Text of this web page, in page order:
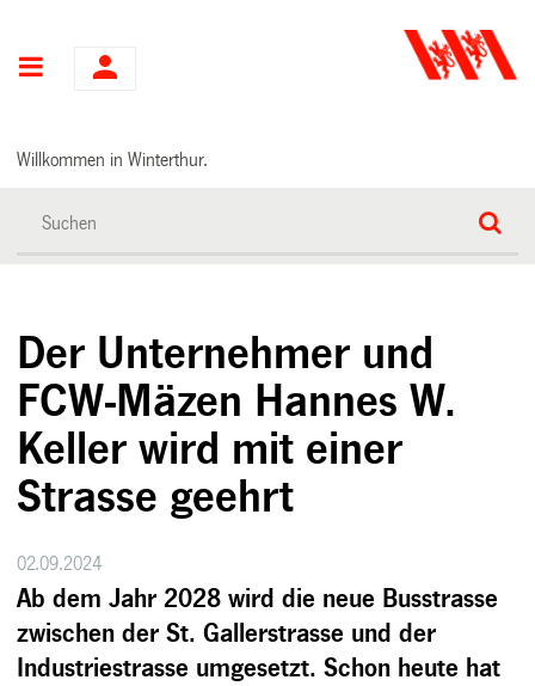
Hauptnavigation
Willkommen in Winterthur.
Der Unternehmer und
FCW-Mäzen Hannes W.
Keller wird mit einer
Strasse geehrt
02.09.2024
Ab dem Jahr 2028 wird die neue Busstrasse
zwischen der St. Gallerstrasse und der
Industriestrasse umgesetzt. Schon heute hat